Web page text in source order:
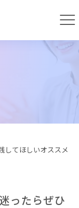
してほしいオススメ
ったらぜひ